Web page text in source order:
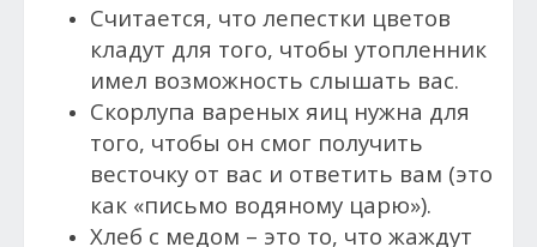
Считается, что лепестки цветов
кладут для того, чтобы утопленник
имел возможность слышать вас.
Скорлупа вареных яиц нужна для
того, чтобы он смог получить
весточку от вас и ответить вам (это
как «письмо водяному царю»).
Хлеб с медом – это то, что жаждут